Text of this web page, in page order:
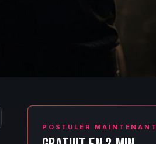
POSTULER MAINTENANT